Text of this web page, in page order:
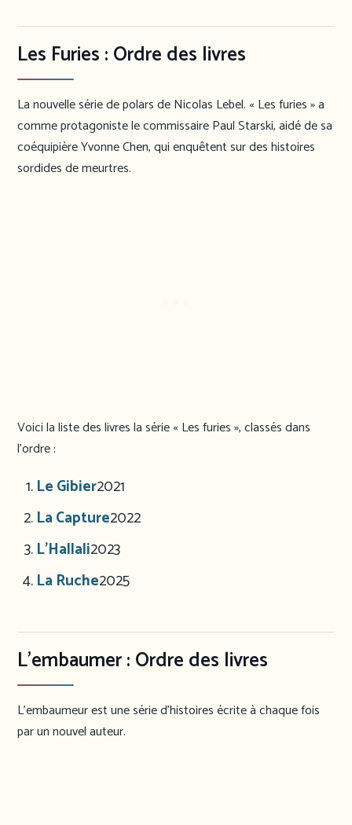
Les Furies : Ordre des livres
La nouvelle série de polars de Nicolas Lebel. « Les furies » a
comme protagoniste le commissaire Paul Starski, aidé de sa
coéquipière Yvonne Chen, qui enquêtent sur des histoires
sordides de meurtres.
Voici la liste des livres la série « Les furies », classés dans
l’ordre :
Le Gibier2021
La Capture2022
L’Hallali2023
La Ruche2025
L’embaumer : Ordre des livres
L’embaumeur est une série d’histoires écrite à chaque fois
par un nouvel auteur.